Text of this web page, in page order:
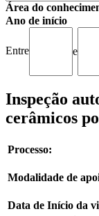
Área do
Ano de início
Entre e
Inspeção
cerâmicos
Processo:
Modalidade de
Data de Início da